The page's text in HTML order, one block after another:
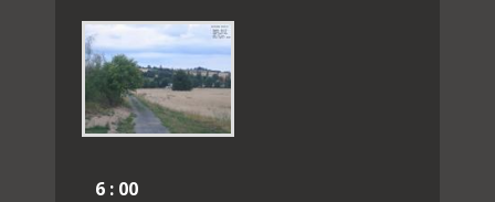
6 : 00